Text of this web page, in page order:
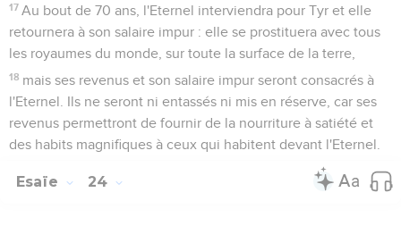
17 Au bout de 70 ans, l'Eternel interviendra pour Tyr et elle
retournera à son salaire impur : elle se prostituera avec tous
les royaumes du monde, sur toute la surface de la terre,
18 mais ses revenus et son salaire impur seront consacrés à
l'Eternel. Ils ne seront ni entassés ni mis en réserve, car ses
revenus permettront de fournir de la nourriture à satiété et
des habits magnifiques à ceux qui habitent devant l'Eternel.
Esaïe 24